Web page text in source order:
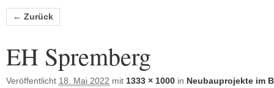
Bilder-Navigation
← Zurück
EH Spremberg
Veröffentlicht 18. Mai 2022 mit 1333 × 1000 in Neubauprojekte im